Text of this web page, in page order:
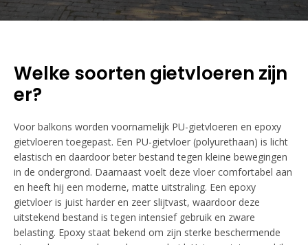
Welke soorten gietvloeren zijn
er?
Voor balkons worden voornamelijk PU-gietvloeren en epoxy
gietvloeren toegepast. Een PU-gietvloer (polyurethaan) is licht
elastisch en daardoor beter bestand tegen kleine bewegingen
in de ondergrond. Daarnaast voelt deze vloer comfortabel aan
en heeft hij een moderne, matte uitstraling. Een epoxy
gietvloer is juist harder en zeer slijtvast, waardoor deze
uitstekend bestand is tegen intensief gebruik en zware
belasting. Epoxy staat bekend om zijn sterke beschermende